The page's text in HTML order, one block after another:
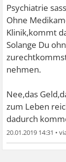
Psychiatrie
Ohne
Klinik,kommt
Solange Du
nehmen.
Nee,das
zum Leben
dadurch
20.01.2019 14:31 •